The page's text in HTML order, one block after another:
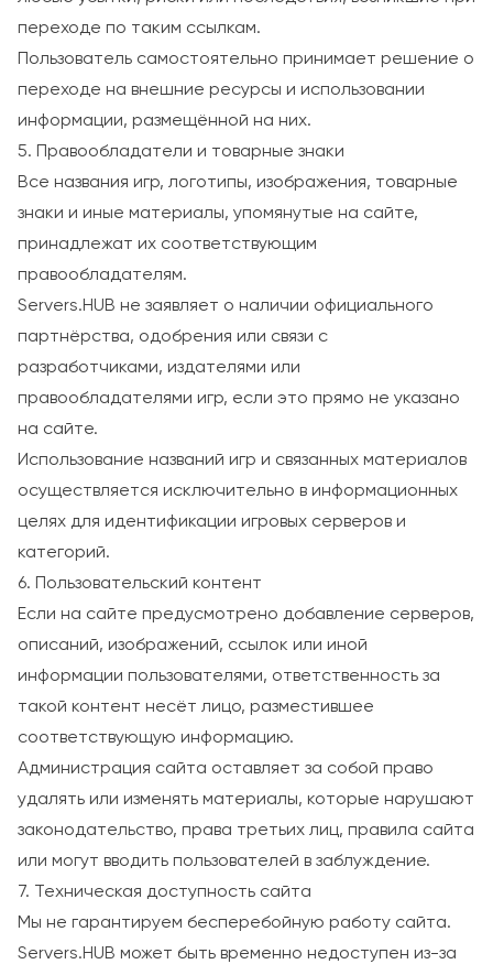
переходе по таким ссылкам.
Пользователь самостоятельно принимает решение о
переходе на внешние ресурсы и использовании
информации, размещённой на них.
5. Правообладатели и товарные знаки
Все названия игр, логотипы, изображения, товарные
знаки и иные материалы, упомянутые на сайте,
принадлежат их соответствующим
правообладателям.
Servers.HUB не заявляет о наличии официального
партнёрства, одобрения или связи с
разработчиками, издателями или
правообладателями игр, если это прямо не указано
на сайте.
Использование названий игр и связанных материалов
осуществляется исключительно в информационных
целях для идентификации игровых серверов и
категорий.
6. Пользовательский контент
Если на сайте предусмотрено добавление серверов,
описаний, изображений, ссылок или иной
информации пользователями, ответственность за
такой контент несёт лицо, разместившее
соответствующую информацию.
Администрация сайта оставляет за собой право
удалять или изменять материалы, которые нарушают
законодательство, права третьих лиц, правила сайта
или могут вводить пользователей в заблуждение.
7. Техническая доступность сайта
Мы не гарантируем бесперебойную работу сайта.
Servers.HUB может быть временно недоступен из-за